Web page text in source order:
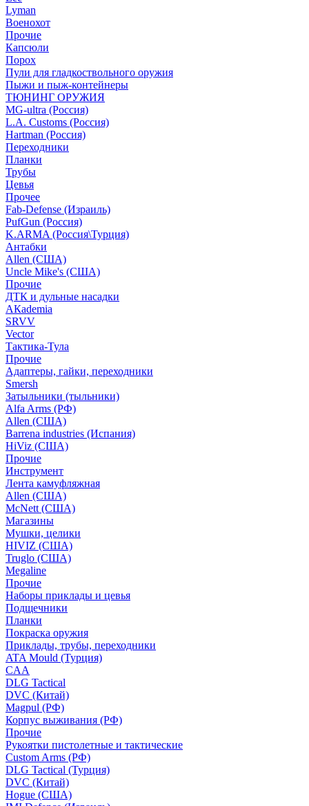
Lyman
Военохот
Прочие
Капсюли
Порох
Пули для гладкоствольного оружия
Пыжи и пыж-контейнеры
ТЮНИНГ ОРУЖИЯ
MG-ultra (Россия)
L.A. Customs (Россия)
Hartman (Россия)
Переходники
Планки
Трубы
Цевья
Прочее
Fab-Defense (Израиль)
PufGun (Россия)
K.ARMA (Россия\Турция)
Антабки
Allen (США)
Uncle Mike's (США)
Прочие
ДТК и дульные насадки
АКademia
SRVV
Vector
Тактика-Тула
Прочие
Адаптеры, гайки, переходники
Smersh
Затыльники (тыльники)
Alfa Arms (РФ)
Allen (США)
Barrena industries (Испания)
HiViz (США)
Прочие
Инструмент
Лента камуфляжная
Allen (США)
McNett (США)
Магазины
Мушки, целики
HIVIZ (США)
Truglo (США)
Megaline
Прочие
Наборы приклады и цевья
Подщечники
Планки
Покраска оружия
Приклады, трубы, переходники
ATA Mould (Турция)
CAA
DLG Tactical
DVC (Китай)
Magpul (РФ)
Корпус выживания (РФ)
Прочие
Рукоятки пистолетные и тактические
Custom Arms (РФ)
DLG Tactical (Турция)
DVC (Китай)
Hogue (США)